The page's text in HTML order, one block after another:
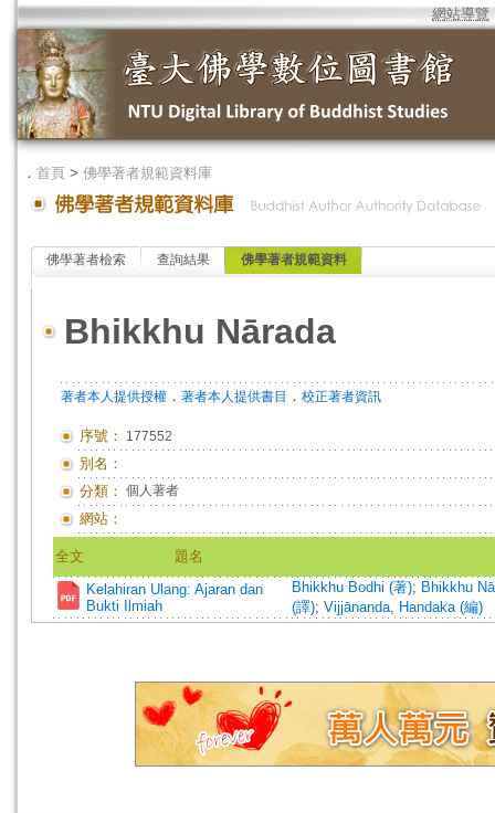
網站導覽
． 首頁 > 佛學著者規範資料庫
佛學著者檢索 查詢結果 佛學著者規範資料
Bhikkhu Nārada
著者本人提供授權 ． 著者本人提供書目 ． 校正著者資訊
序號： 177552
別名：
分類： 個人著者
網站：
全文
題名
Kelahiran Ulang: Ajaran dan
Bukti Ilmiah
Bhikkhu Bodhi (著); Bhikkhu
(譯); Vijjānanda, Handaka (編)